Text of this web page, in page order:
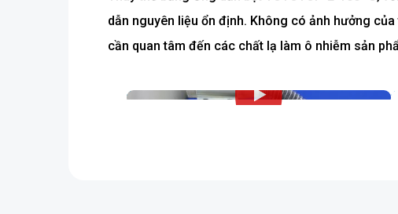
dẫn nguyên liệu ổn định. Không có ảnh hưởng
cần quan tâm đến các chất lạ làm ô nhiễm sản